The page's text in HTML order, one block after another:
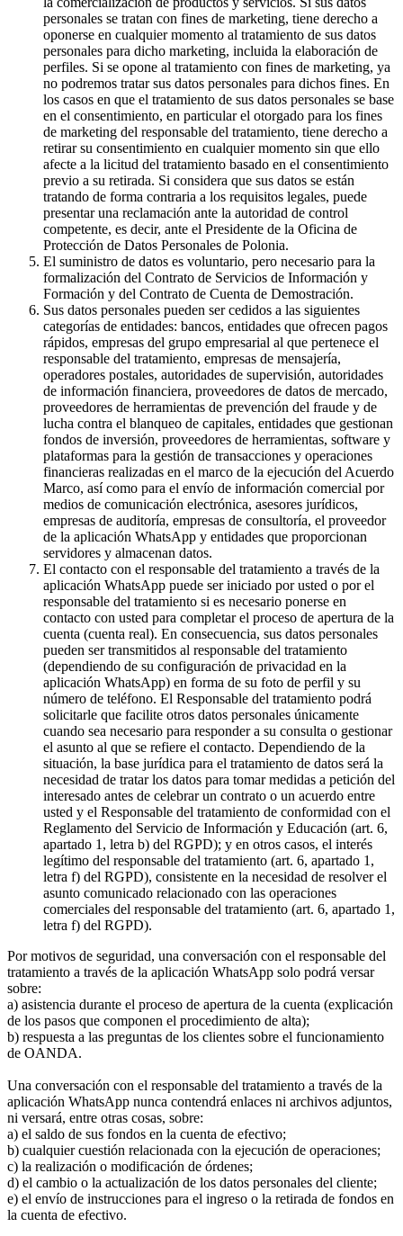
personales se tratan con fines de marketing, tiene derecho a
oponerse en cualquier momento al tratamiento de sus datos
personales para dicho marketing, incluida la elaboración de
perfiles. Si se opone al tratamiento con fines de marketing, ya
no podremos tratar sus datos personales para dichos fines. En
los casos en que el tratamiento de sus datos personales se base
en el consentimiento, en particular el otorgado para los fines
de marketing del responsable del tratamiento, tiene derecho a
retirar su consentimiento en cualquier momento sin que ello
afecte a la licitud del tratamiento basado en el consentimiento
previo a su retirada. Si considera que sus datos se están
tratando de forma contraria a los requisitos legales, puede
presentar una reclamación ante la autoridad de control
competente, es decir, ante el Presidente de la Oficina de
Protección de Datos Personales de Polonia.
El suministro de datos es voluntario, pero necesario para la
formalización del Contrato de Servicios de Información y
Formación y del Contrato de Cuenta de Demostración.
Sus datos personales pueden ser cedidos a las siguientes
categorías de entidades: bancos, entidades que ofrecen pagos
rápidos, empresas del grupo empresarial al que pertenece el
responsable del tratamiento, empresas de mensajería,
operadores postales, autoridades de supervisión, autoridades
de información financiera, proveedores de datos de mercado,
proveedores de herramientas de prevención del fraude y de
lucha contra el blanqueo de capitales, entidades que gestionan
fondos de inversión, proveedores de herramientas, software y
plataformas para la gestión de transacciones y operaciones
financieras realizadas en el marco de la ejecución del Acuerdo
Marco, así como para el envío de información comercial por
medios de comunicación electrónica, asesores jurídicos,
empresas de auditoría, empresas de consultoría, el proveedor
de la aplicación WhatsApp y entidades que proporcionan
servidores y almacenan datos.
El contacto con el responsable del tratamiento a través de la
aplicación WhatsApp puede ser iniciado por usted o por el
responsable del tratamiento si es necesario ponerse en
contacto con usted para completar el proceso de apertura de la
cuenta (cuenta real). En consecuencia, sus datos personales
pueden ser transmitidos al responsable del tratamiento
(dependiendo de su configuración de privacidad en la
aplicación WhatsApp) en forma de su foto de perfil y su
número de teléfono. El Responsable del tratamiento podrá
solicitarle que facilite otros datos personales únicamente
cuando sea necesario para responder a su consulta o gestionar
el asunto al que se refiere el contacto. Dependiendo de la
situación, la base jurídica para el tratamiento de datos será la
necesidad de tratar los datos para tomar medidas a petición del
interesado antes de celebrar un contrato o un acuerdo entre
usted y el Responsable del tratamiento de conformidad con el
Reglamento del Servicio de Información y Educación (art. 6,
apartado 1, letra b) del RGPD); y en otros casos, el interés
legítimo del responsable del tratamiento (art. 6, apartado 1,
letra f) del RGPD), consistente en la necesidad de resolver el
asunto comunicado relacionado con las operaciones
comerciales del responsable del tratamiento (art. 6, apartado 1,
letra f) del RGPD).
Por motivos de seguridad, una conversación con el responsable del
tratamiento a través de la aplicación WhatsApp solo podrá versar
sobre:
a) asistencia durante el proceso de apertura de la cuenta (explicación
de los pasos que componen el procedimiento de alta);
b) respuesta a las preguntas de los clientes sobre el funcionamiento
de OANDA.
Una conversación con el responsable del tratamiento a través de la
aplicación WhatsApp nunca contendrá enlaces ni archivos adjuntos,
ni versará, entre otras cosas, sobre:
a) el saldo de sus fondos en la cuenta de efectivo;
b) cualquier cuestión relacionada con la ejecución de operaciones;
c) la realización o modificación de órdenes;
d) el cambio o la actualización de los datos personales del cliente;
e) el envío de instrucciones para el ingreso o la retirada de fondos en
la cuenta de efectivo.